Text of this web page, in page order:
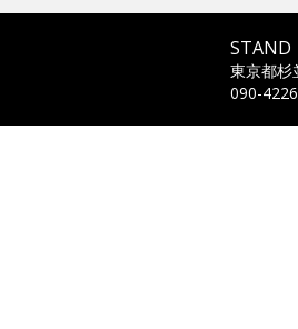
STAND
東京都杉
090-